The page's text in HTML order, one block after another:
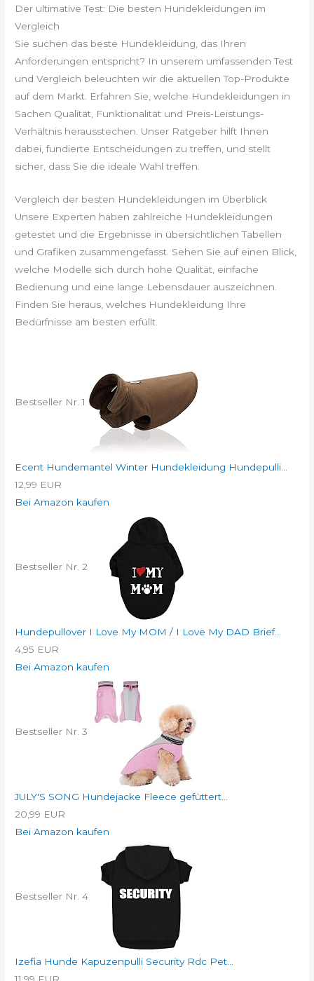
Der ultimative Test: Die besten Hundekleidungen im
Vergleich
Sie suchen das beste Hundekleidung, das Ihren
Anforderungen entspricht? In unserem umfassenden Test
und Vergleich beleuchten wir die aktuellen Top-Produkte
auf dem Markt. Erfahren Sie, welche Hundekleidungen in
Sachen Qualität, Funktionalität und Preis-Leistungs-
Verhältnis herausstechen. Unser Ratgeber hilft Ihnen
dabei, fundierte Entscheidungen zu treffen, und stellt
sicher, dass Sie die ideale Wahl treffen.
Vergleich der besten Hundekleidungen im Überblick
Unsere Experten haben zahlreiche Hundekleidungen
getestet und die Ergebnisse in übersichtlichen Tabellen
und Grafiken zusammengefasst. Sehen Sie auf einen Blick,
welche Modelle sich durch hohe Qualität, einfache
Bedienung und eine lange Lebensdauer auszeichnen.
Finden Sie heraus, welches Hundekleidung Ihre
Bedürfnisse am besten erfüllt.
Bestseller Nr. 1
Ecent Hundemantel Winter Hundekleidung Hundepulli...
12,99 EUR
Bei Amazon kaufen
Bestseller Nr. 2
Hundepullover I Love My MOM / I Love My DAD Brief...
4,95 EUR
Bei Amazon kaufen
Bestseller Nr. 3
JULY'S SONG Hundejacke Fleece gefüttert...
20,99 EUR
Bei Amazon kaufen
Bestseller Nr. 4
Izefia Hunde Kapuzenpulli Security Rdc Pet...
11,99 EUR